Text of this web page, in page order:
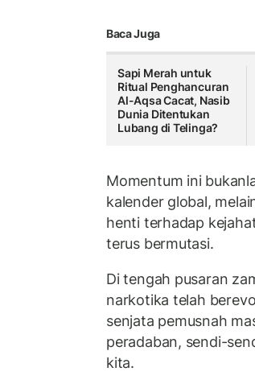
Baca Juga
Sapi Merah untuk
Ritual Penghancuran
Al-Aqsa Cacat, Nasib
Dunia Ditentukan
Lubang di Telinga?
Momentum ini
kalender global,
henti terhadap
terus bermutasi.
Di tengah pusaran
narkotika telah
senjata pemusnah
peradaban, sendi-
kita.